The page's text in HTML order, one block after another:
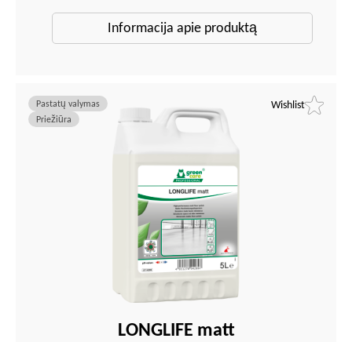
Informacija apie produktą
Wishlist
LONGLIFE matt
Pastatų valymas
Priežiūra